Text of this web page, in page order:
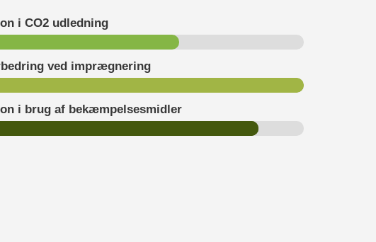
i CO2 udledning
ved imprægnering
i brug af bekæmpelsesmidler